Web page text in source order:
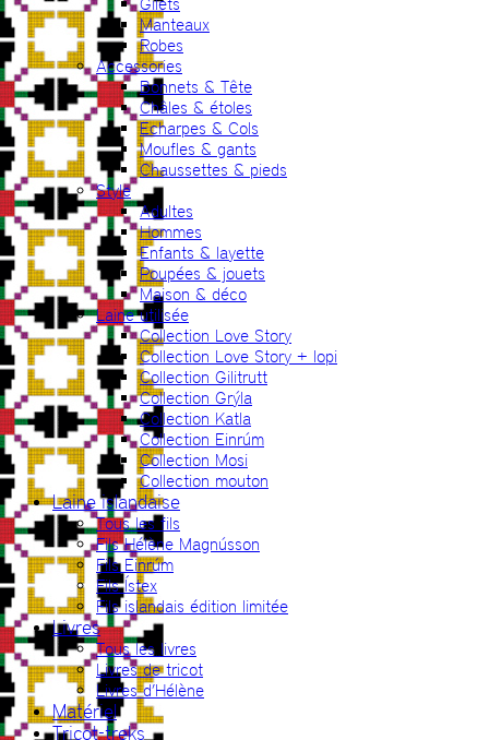
Gilets
Manteaux
Robes
Accessories
Bonnets & Tête
Châles & étoles
Echarpes & Cols
Moufles & gants
Chaussettes & pieds
Style
Adultes
Hommes
Enfants & layette
Poupées & jouets
Maison & déco
Laine utilisée
Collection Love Story
Collection Love Story + lopi
Collection Gilitrutt
Collection Grýla
Collection Katla
Collection Einrúm
Collection Mosi
Collection mouton
Laine islandaise
Tous les fils
Fils Hélène Magnússon
Fils Einrúm
Fils Ístex
Fils islandais édition limitée
Livres
Tous les livres
Livres de tricot
Livres d’Hélène
Matériel
Tricot-treks